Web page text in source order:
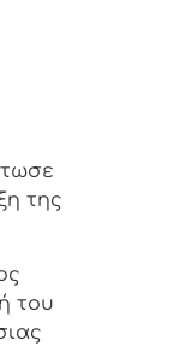
της
του